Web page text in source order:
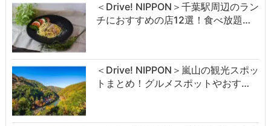
＜Drive! NIPPON＞千葉駅周辺のラン
チにおすすめの店12選！食べ放題…
＜Drive! NIPPON＞嵐山の観光スポッ
トまとめ！グルメスポットやおす…